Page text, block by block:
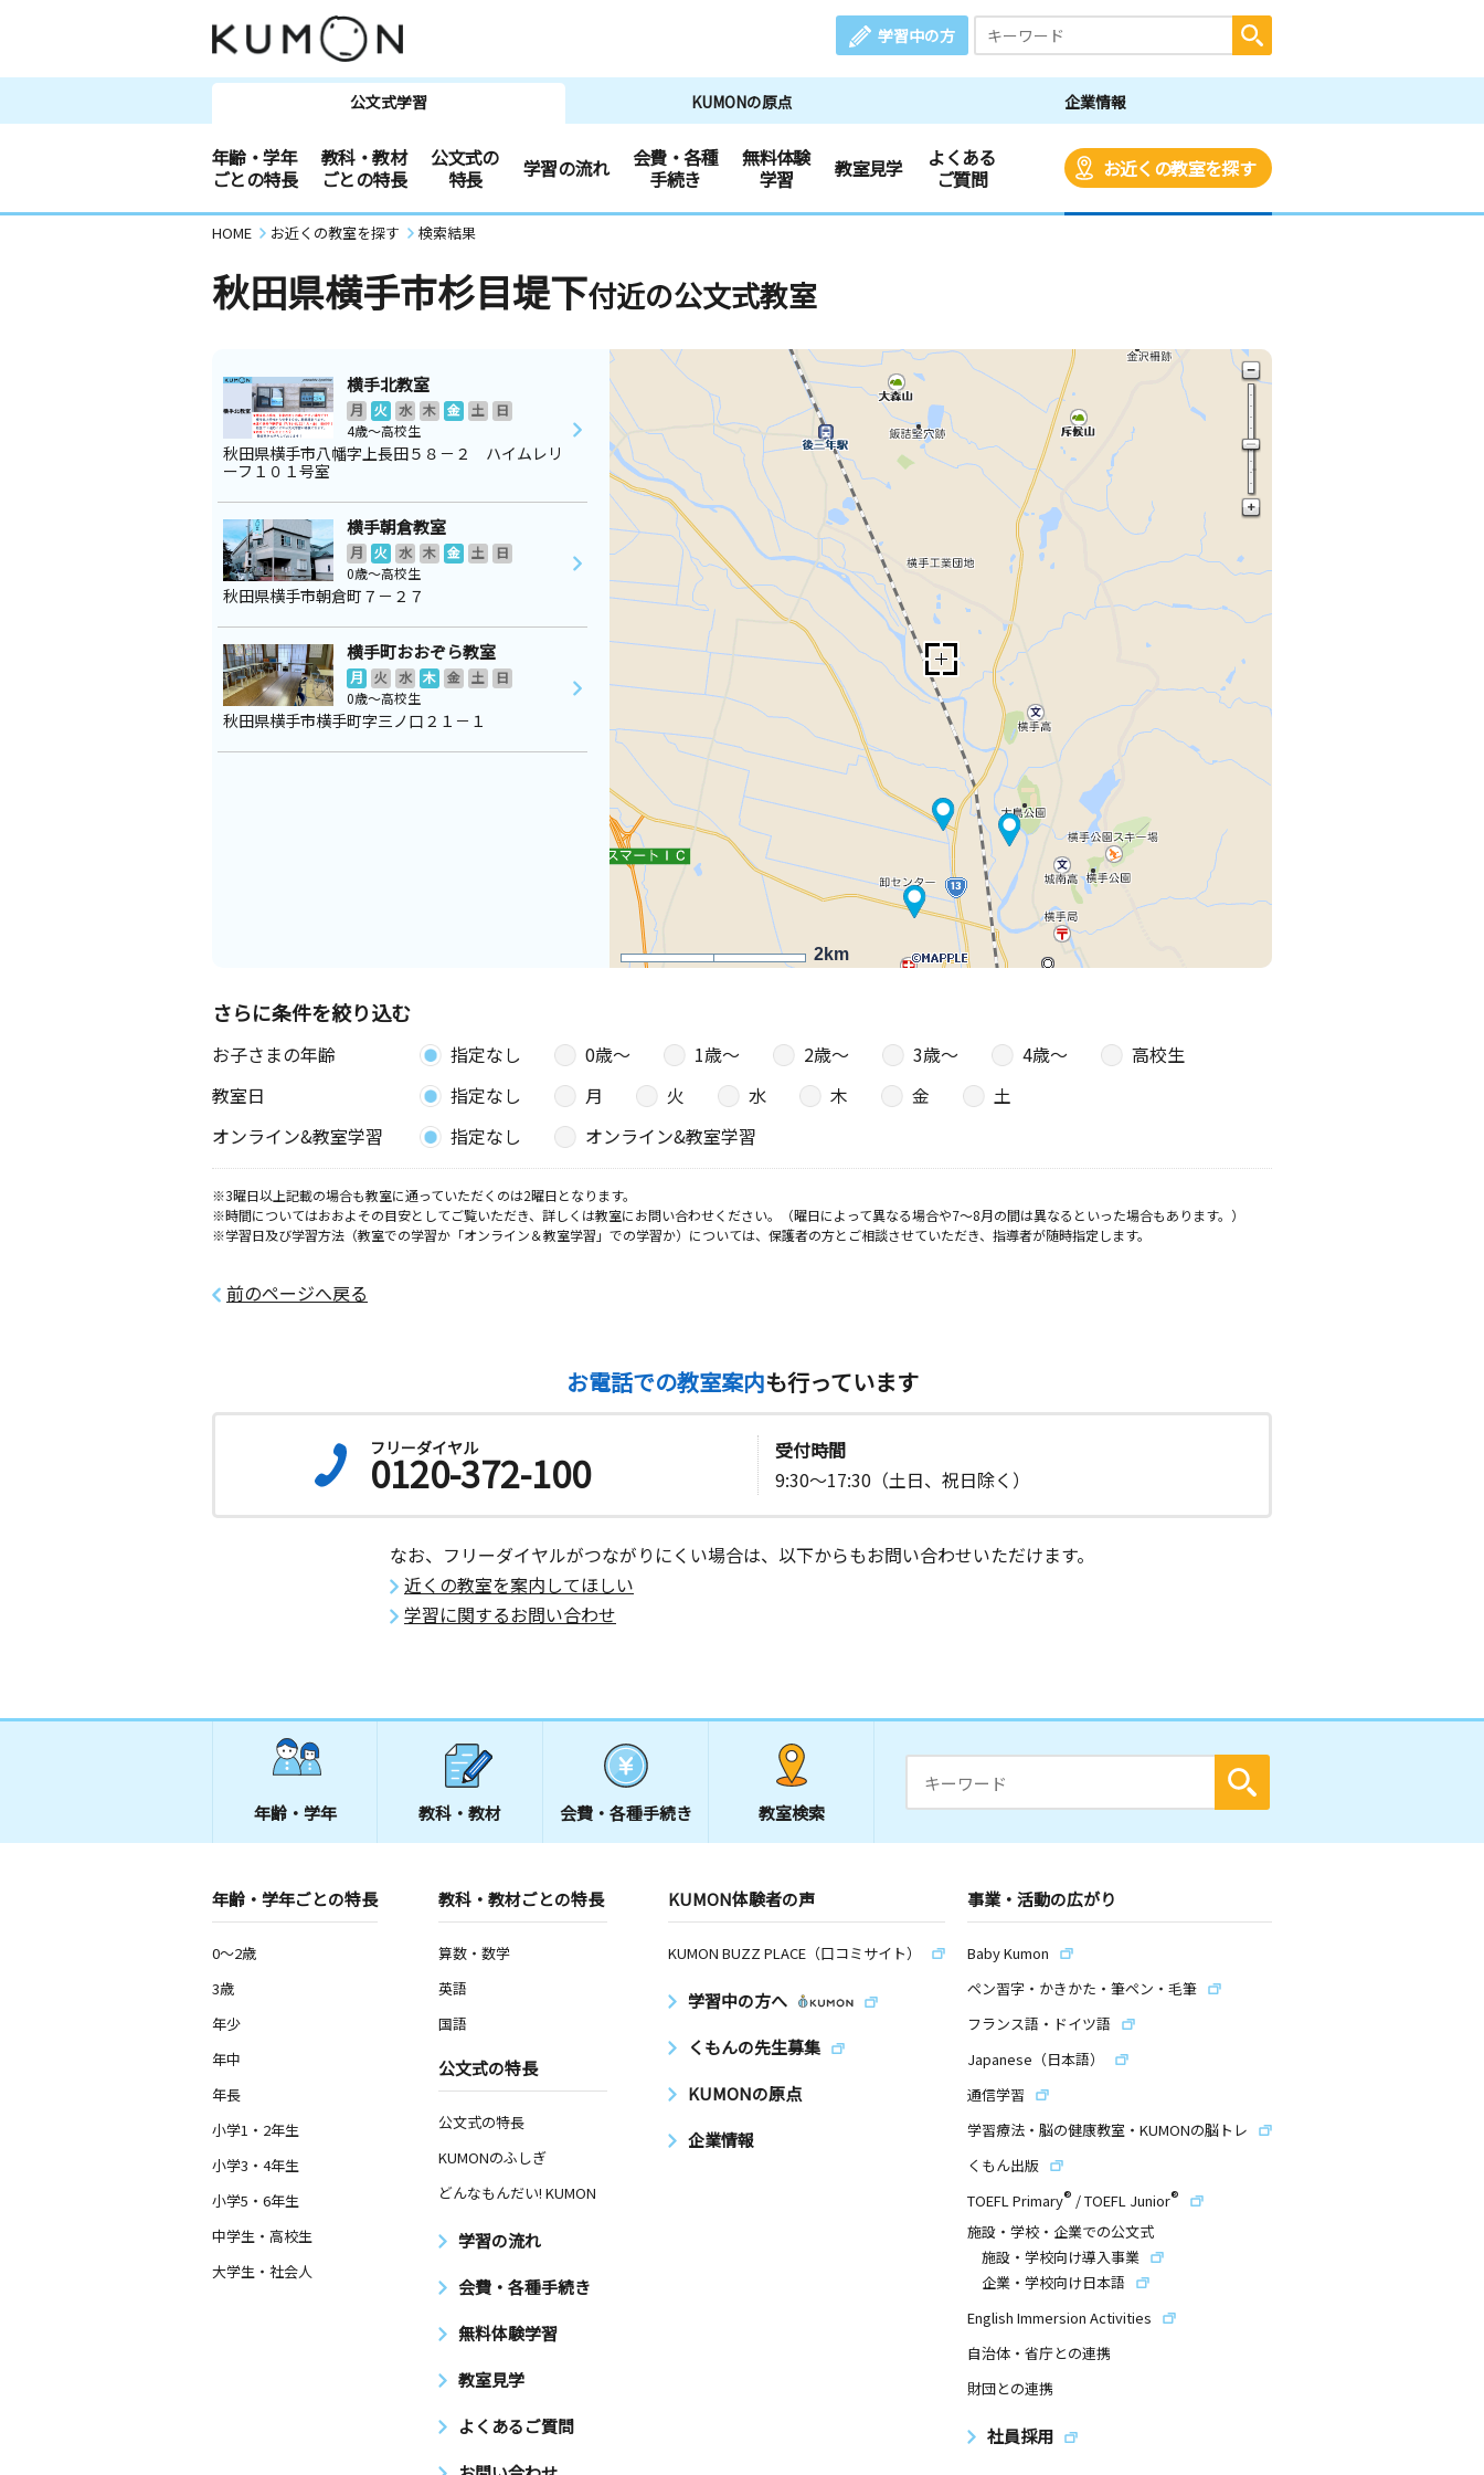
学習中の方
公文式学習 KUMONの原点 企業情報
年齢・学年
ごとの特長
教科・教材
ごとの特長
公文式の
特長
学習の流れ
会費・各種
手続き
無料体験
学習
教室見学
よくある
ご質問
お近くの教室を探す
HOME お近くの教室を探す 検索結果
秋田県横手市杉目堤下付近の公文式教室
2km
横手北教室
月 火 水 木 金 土
日
4歳～高校生
秋田県横手市八幡字上長田５８－２ ハイムレリ
ーフ１０１号室
横手朝倉教室
月 火 水 木 金 土
日
0歳～高校生
秋田県横手市朝倉町７－２７
横手町おおぞら教室
月 火 水 木 金 土
日
0歳～高校生
秋田県横手市横手町字三ノ口２１－１
さらに条件を絞り込む
お子さまの年齢 指定なし 0歳〜 1歳〜 2歳〜 3歳〜 4歳〜
高校生
教室日
指定なし 月 火 水 木 金
土
オンライン&教室学習
指定なし オンライン&教室学習
※3曜日以上記載の場合も教室に通っていただくのは2曜日となります。
※時間についてはおおよその目安としてご覧いただき、詳しくは教室にお問い合わせください。（曜日によって異なる場合や7～8月の間は異なるといった場合もあります。）
※学習日及び学習方法（教室での学習か「オンライン＆教室学習」での学習か）については、保護者の方とご相談させていただき、指導者が随時指定します。
前のページへ戻る
お電話での教室案内も行っています
フリーダイヤル
0120-372-100
受付時間
9:30～17:30（土日、祝日除く）
なお、フリーダイヤルがつながりにくい場合は、以下からもお問い合わせいただけます。
近くの教室を案内してほしい
学習に関するお問い合わせ
年齢・学年 教科・教材 会費・ 各種手続き 教室検索
年齢・学年ごとの特長
0～2歳
3歳
年少
年中
年長
小学1・2年生
小学3・4年生
小学5・6年生
中学生・高校生
大学生・社会人
教科・教材ごとの特長
算数・数学
英語
国語
公文式の特長
公文式の特長
KUMONのふしぎ
どんなもんだい! KUMON
学習の流れ
会費・各種手続き
無料体験学習
教室見学
よくあるご質問
KUMON体験者の声
KUMON BUZZ PLACE（口コミサイト）
学習中の方へ
くもんの先生募集
KUMONの原点
企業情報
事業・活動の広がり
Baby Kumon
ペン習字・かきかた・筆ペン・毛筆
フランス語・ドイツ語
Japanese（日本語）
通信学習
学習療法・脳の健康教室・KUMONの脳トレ
くもん出版
TOEFL Primary® /TOEFL Junior®
施設・学校・企業での公文式
施設・学校向け導入事業
企業・学校向け日本語
English Immersion Activities
自治体・省庁との連携
財団との連携
社員採用